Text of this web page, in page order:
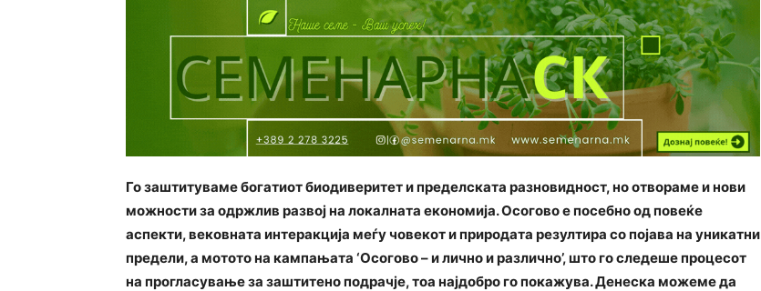
Го заштитуваме богатиот биодиверитет и пределската разновидност, но отвораме и нови
можности за одржлив развој на локалната економија. Осогово е посебно од повеќе
аспекти, вековната интеракција меѓу човекот и природата резултира со појава на уникатни
предели, а мотото на кампањата ‘Осогово – и лично и различно’, што го следеше процесот
на прогласување за заштитено подрачје, тоа најдобро го покажува. Денеска можеме да